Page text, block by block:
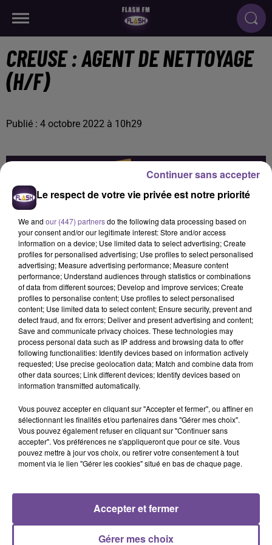
CREUSE : AGENT DE NETTOYAGE
(H/F)
Publié : 4 octobre 2022 à 10h29
Une entreprise recherche un agent de nettoyage (H/F). Vos
principales missions : préparer votre matériel et vos produits,
réaliser l’entretien et le nettoyage de locaux professionnels,
dépoussiérer et désinfecter les locaux, vider les poubelles,
respecter les règles d’hygiène et de sécurité. La prise de
poste est immédiate. Vous devez être rigoureux et organisé.
Vous êtes une personne polyvalente et dynamique qui aime
Référence de l’offre Pôle Emploi : 140QHNT
RADIO ACTUS
Le respect de votre vie privée est notre priorité
We and our (447) partnersdo the following data processing based on
your consent and/or our legitimate interest: Store and/or access
information on a device; Use limited data to select advertising; Create
profiles for personalised advertising; Use profiles to select personalised
advertising; Measure advertising performance; Measure content
performance; Understand audiences through statistics or combinations
of data from different sources; Develop and improve services; Create
profiles to personalise content; Use profiles to select personalised
content; Use limited data to select content; Ensure security, prevent and
detect fraud, and fix errors; Deliver and present advertising and content;
Save and communicate privacy choices. These technologies may
process personal data such as IP address and browsing data to offer
following functionalities: Identify devices based on information actively
requested; Use precise geolocation data; Match and combine data from
other data sources; Link different devices; Identify devices based on
information transmitted automatically.
Vous pouvez accepter en cliquant sur "Accepter et fermer", ou affiner en
sélectionnant les finalités et/ou partenaires dans "Gérer mes choix".
Vous pouvez également refuser en cliquant sur "Continuer sans
accepter". Vos préférences ne s'appliqueront que pour ce site. Vous
pouvez mettre à jour vos choix, ou retirer votre consentement à tout
moment via le lien "Gérer les cookies" situé en bas de chaque page.
Gérer mes choix
Accepter et fermer
Continuer sans accepter